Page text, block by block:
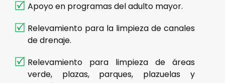
Apoyo en programas del adulto mayor.
Relevamiento para la limpieza de canales
de drenaje.
Relevamiento para limpieza de áreas
verde, plazas, parques, plazuelas y